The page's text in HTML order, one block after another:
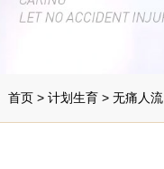
首页 > 计划生育 > 无痛人流